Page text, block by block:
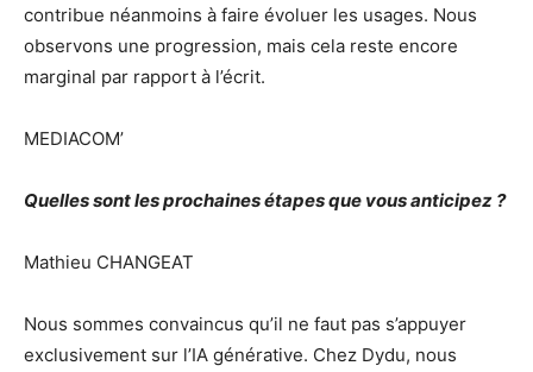
contribue néanmoins à faire évoluer les usages. Nous
observons une progression, mais cela reste encore
marginal par rapport à l’écrit.
MEDIACOM’
Quelles sont les prochaines étapes que vous anticipez ?
Mathieu CHANGEAT
Nous sommes convaincus qu’il ne faut pas s’appuyer
exclusivement sur l’IA générative. Chez Dydu, nous